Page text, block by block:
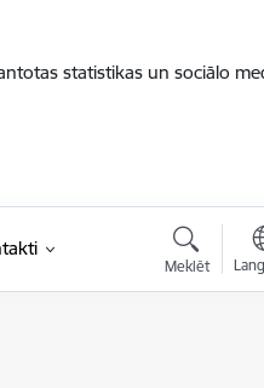
statistikas un sociālo
Meklēt